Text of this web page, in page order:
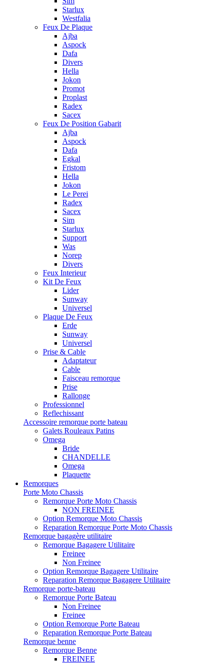
Starlux
Westfalia
Feux De Plaque
Ajba
Aspock
Dafa
Divers
Hella
Jokon
Promot
Proplast
Radex
Sacex
Feux De Position Gabarit
Ajba
Aspock
Dafa
Egkal
Fristom
Hella
Jokon
Le Perei
Radex
Sacex
Sim
Starlux
Support
Was
Norep
Divers
Feux Interieur
Kit De Feux
Lider
Sunway
Universel
Plaque De Feux
Erde
Sunway
Universel
Prise & Cable
Adaptateur
Cable
Faisceau remorque
Prise
Rallonge
Professionnel
Reflechissant
Accessoire remorque porte bateau
Galets Rouleaux Patins
Omega
Bride
CHANDELLE
Omega
Plaquette
Remorques
Porte Moto Chassis
Remorque Porte Moto Chassis
NON FREINEE
Option Remorque Moto Chassis
Reparation Remorque Porte Moto Chassis
Remorque bagagère utilitaire
Remorque Bagagere Utilitaire
Freinee
Non Freinee
Option Remorque Bagagere Utilitaire
Reparation Remorque Bagagere Utilitaire
Remorque porte-bateau
Remorque Porte Bateau
Non Freinee
Freinee
Option Remorque Porte Bateau
Reparation Remorque Porte Bateau
Remorque benne
Remorque Benne
FREINEE